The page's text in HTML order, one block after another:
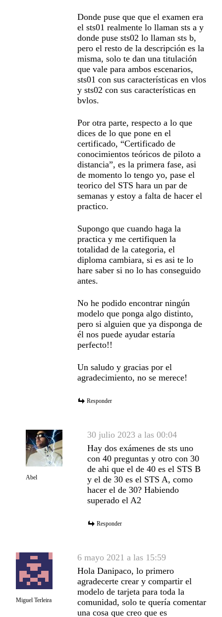
Donde puse que que el examen era
el sts01 realmente lo llaman sts a y
donde puse sts02 lo llaman sts b,
pero el resto de la descripción es la
misma, solo te dan una titulación
que vale para ambos escenarios,
sts01 con sus características en vlos
y sts02 con sus características en
bvlos.
Por otra parte, respecto a lo que
dices de lo que pone en el
certificado, “Certificado de
conocimientos teóricos de piloto a
distancia”, es la primera fase, asi
de momento lo tengo yo, pase el
teorico del STS hara un par de
semanas y estoy a falta de hacer el
practico.
Supongo que cuando haga la
practica y me certifiquen la
totalidad de la categoria, el
diploma cambiara, si es asi te lo
hare saber si no lo has conseguido
antes.
No he podido encontrar ningún
modelo que ponga algo distinto,
pero si alguien que ya disponga de
él nos puede ayudar estaría
perfecto!!
Un saludo y gracias por el
agradecimiento, no se merece!
Responder
Abel
30 julio 2023 a las 00:04
Hay dos exámenes de sts uno
con 40 preguntas y otro con 30
de ahi que el de 40 es el STS B
y el de 30 es el STS A, como
hacer el de 30? Habiendo
superado el A2
Responder
Miguel Terleira
6 mayo 2021 a las 15:59
Hola Danipaco, lo primero
agradecerte crear y compartir el
modelo de tarjeta para toda la
comunidad, solo te quería comentar
una cosa que creo que es